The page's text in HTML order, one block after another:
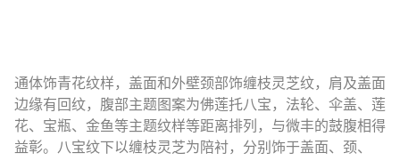
通体饰青花纹样，盖面和外壁颈部饰缠枝灵芝纹，肩及盖面
边缘有回纹，腹部主题图案为佛莲托八宝，法轮、伞盖、莲
花、宝瓶、金鱼等主题纹样等距离排列，与微丰的鼓腹相得
益彰。八宝纹下以缠枝灵芝为陪衬，分别饰于盖面、颈、